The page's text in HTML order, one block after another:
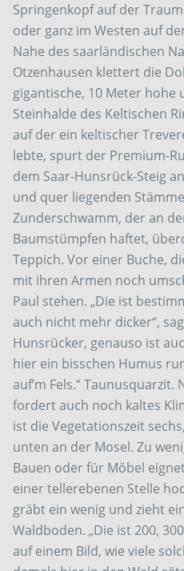
Springenkopf auf der
oder ganz im Westen auf
Nahe des saarländischen
Otzenhausen klettert die
gigantische, 10 Meter hohe
Steinhalde des Keltischen
auf der ein keltischer
lebte, spurt der Premium-
dem Saar-Hunsrück-Steig
und quer liegenden
Zunderschwamm, der an
Baumstümpfen haftet,
Teppich. Vor einer Buche,
mit ihren Armen noch
Paul stehen. „Die ist
auch nicht mehr dicker“,
Hunsrücker, genauso ist
hier ein bisschen Humus
auf’m Fels.“ Taunusquarzit.
fordert auch noch kaltes
ist die Vegetationszeit
unten an der Mosel. Zu
Bauen oder für Möbel
einer tellerebenen Stelle
gräbt ein wenig und zieht
Waldboden. „Die ist 200,
auf einem Bild, wie viele